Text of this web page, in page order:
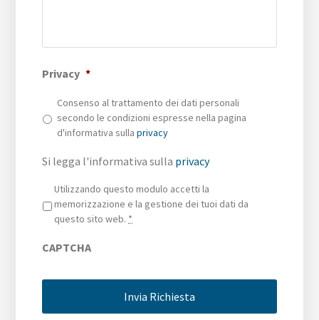
Privacy *
Consenso al trattamento dei dati personali
secondo le condizioni espresse nella pagina
d'informativa sullaprivacy
Si legga l'informativa sulla privacy
Privacy *
Utilizzando questo modulo accetti la
memorizzazione e la gestione dei tuoi dati da
questo sito web. *
CAPTCHA